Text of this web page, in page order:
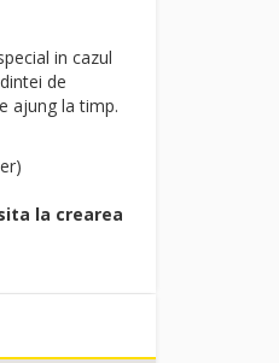
in cazul
de
ajung la timp.
la crearea